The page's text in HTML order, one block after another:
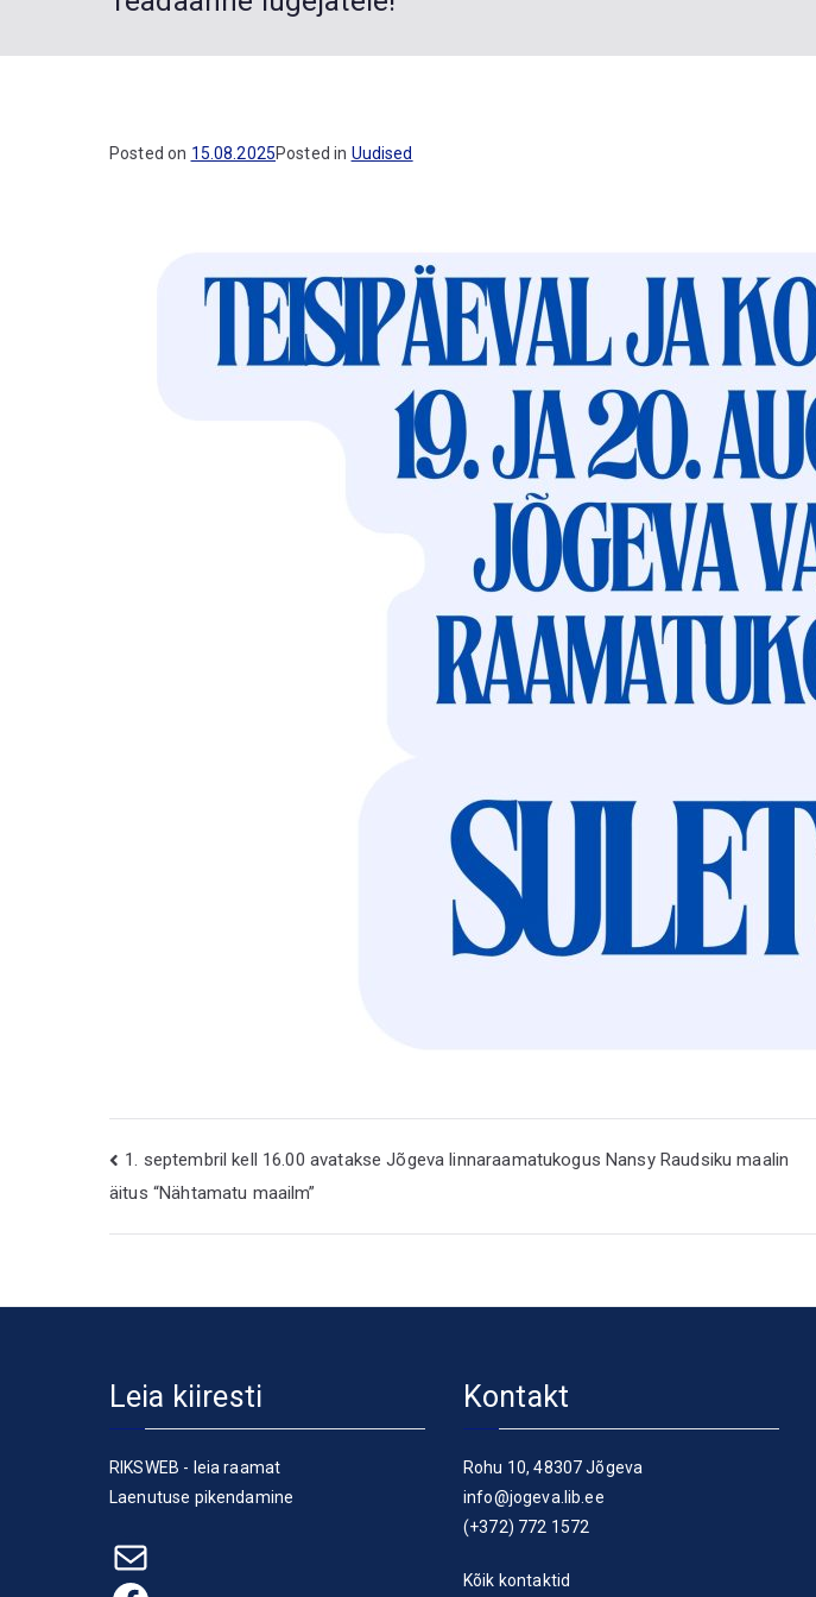
Posted on 15.08.2025Posted in Uudised
Navigeerimine
1. septembril kell 16.00 avatakse Jõgeva linnaraamatukogus Nansy Raudsiku maalin
äitus “Nähtamatu maailm”
Leia kiiresti
RIKSWEB - leia raamat
Laenutuse pikendamine
E-post
Kontakt
Rohu 10, 48307 Jõgeva
info@jogeva.lib.ee
(+372) 772 1572
Kõik kontaktid